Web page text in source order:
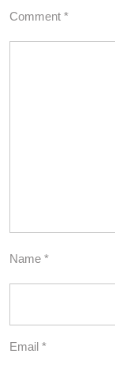
Comment *
Name *
Email *